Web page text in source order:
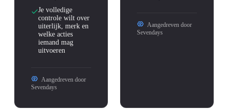
Je volledige
controle wilt over
uiterlijk, merk en
welke acties
iemand mag
uitvoeren
Aangedreven door
Sevendays
Aangedreven door
Sevendays